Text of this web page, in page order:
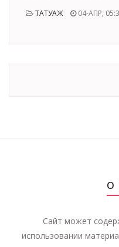
ТАТУАЖ 04-АПР,
О
Сайт может
использовании